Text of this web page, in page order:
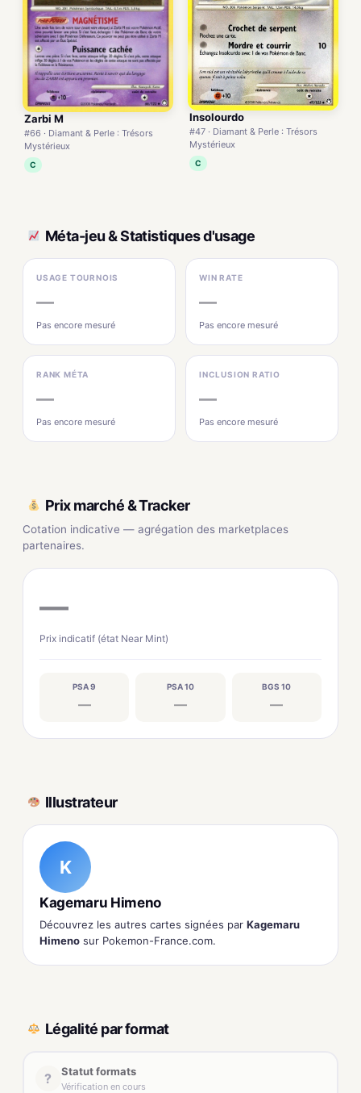
Zarbi M
#66 · Diamant & Perle : Trésors
Mystérieux
C
Insolourdo
#47 · Diamant & Perle : Trésors
Mystérieux
C
Méta-jeu & Statistiques d'usage
USAGE TOURNOIS
—
Pas encore mesuré
WIN RATE
—
Pas encore mesuré
RANK MÉTA
—
Pas encore mesuré
INCLUSION RATIO
—
Pas encore mesuré
Prix marché & Tracker
Cotation indicative — agrégation des marketplaces
partenaires.
—
Prix indicatif (état Near Mint)
PSA 9
—
PSA 10
—
BGS 10
—
Illustrateur
K
Kagemaru Himeno
Découvrez les autres cartes signées par Kagemaru
Himeno sur Pokemon-France.com.
Légalité par format
? Statut formats
Vérification en cours